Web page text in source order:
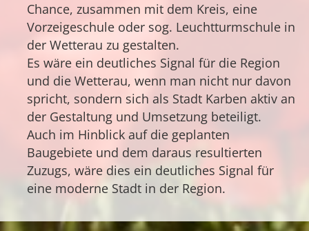
Chance, zusammen mit dem Kreis, eine
Vorzeigeschule oder sog. Leuchtturmschule in
der Wetterau zu gestalten.
Es wäre ein deutliches Signal für die Region
und die Wetterau, wenn man nicht nur davon
spricht, sondern sich als Stadt Karben aktiv an
der Gestaltung und Umsetzung beteiligt.
Auch im Hinblick auf die geplanten
Baugebiete und dem daraus resultierten
Zuzugs, wäre dies ein deutliches Signal für
eine moderne Stadt in der Region.